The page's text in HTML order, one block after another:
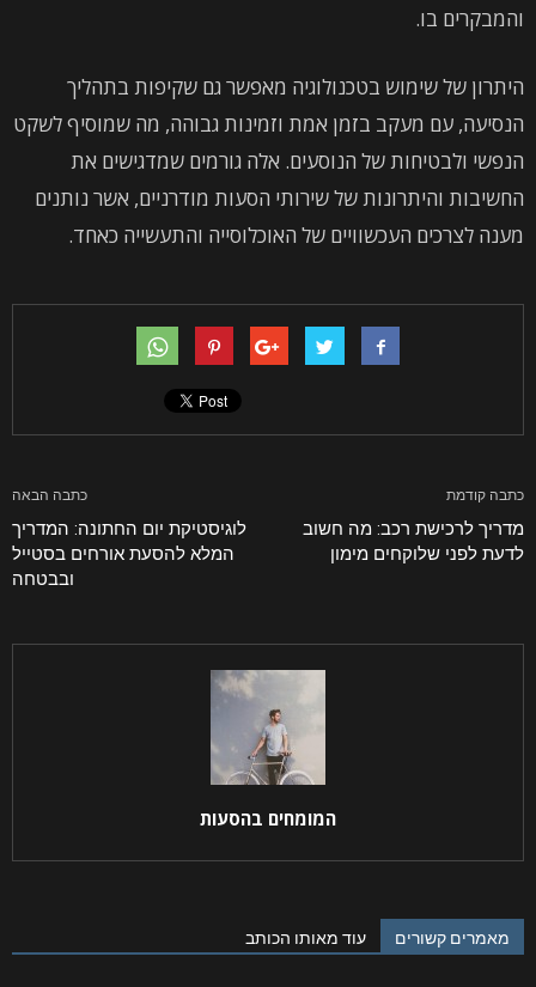
והמבקרים בו.
היתרון של שימוש בטכנולוגיה מאפשר גם שקיפות בתהליך
הנסיעה, עם מעקב בזמן אמת וזמינות גבוהה, מה שמוסיף לשקט
הנפשי ולבטיחות של הנוסעים. אלה גורמים שמדגישים את
החשיבות והיתרונות של שירותי הסעות מודרניים, אשר נותנים
מענה לצרכים העכשוויים של האוכלוסייה והתעשייה כאחד.
כתבה קודמת
מדריך לרכישת רכב: מה חשוב
לדעת לפני שלוקחים מימון
כתבה הבאה
לוגיסטיקת יום החתונה: המדריך
המלא להסעת אורחים בסטייל
ובבטחה
המומחים בהסעות
מאמרים קשורים עוד מאותו הכותב